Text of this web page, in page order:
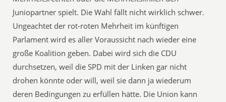
Juniopartner spielt. Die Wahl fällt nicht wirklich schwer.
Ungeachtet der rot-roten Mehrheit im künftigen
Parlament wird es aller Voraussicht nach wieder eine
große Koalition geben. Dabei wird sich die CDU
durchsetzen, weil die SPD mit der Linken gar nicht
drohen könnte oder will, weil sie dann ja wiederum
deren Bedingungen zu erfüllen hätte. Die Union kann